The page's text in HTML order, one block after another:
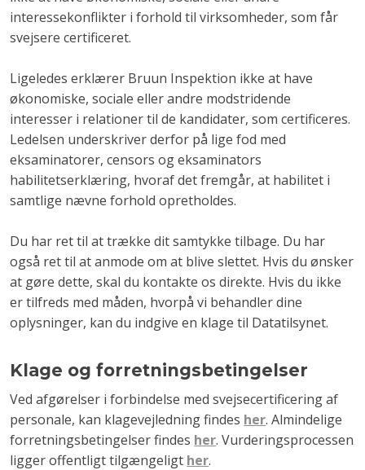
interessekonflikter i forhold til virksomheder, som får
svejsere certificeret.
Ligeledes erklærer Bruun Inspektion ikke at have
økonomiske, sociale eller andre modstridende
interesser i relationer til de kandidater, som certificeres.
Ledelsen underskriver derfor på lige fod med
eksaminatorer, censors og eksaminators
habilitetserklæring, hvoraf det fremgår, at habilitet i
samtlige nævne forhold opretholdes.
Du har ret til at trække dit samtykke tilbage. Du har
også ret til at anmode om at blive slettet. Hvis du ønsker
at gøre dette, skal du kontakte os direkte. Hvis du ikke
er tilfreds med måden, hvorpå vi behandler dine
oplysninger, kan du indgive en klage til Datatilsynet.
Klage og forretningsbetingelser
Ved afgørelser i forbindelse med svejsecertificering af
personale, kan klagevejledning findes her. Almindelige
forretningsbetingelser findes her. Vurderingsprocessen
ligger offentligt tilgængeligt her.